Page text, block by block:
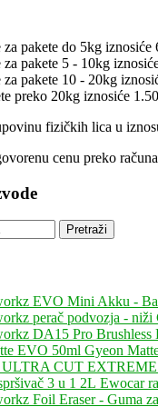
za pakete do 5kg iznosiće
za pakete 5 - 10kg
za pakete 10 - 20kg
preko 20kg iznosiće
fizičkih lica u
cenu preko
Pretraži
Gyeon
Ewocar